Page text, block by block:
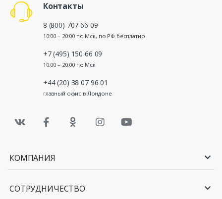
Контакты
8 (800) 707 66 09
10:00 – 20:00 по Мск, по РФ бесплатно
+7 (495) 150 66 09
10:00 – 20:00 по Мск
+44 (20) 38 07 96 01
главный офис в Лондоне
КОМПАНИЯ
СОТРУДНИЧЕСТВО